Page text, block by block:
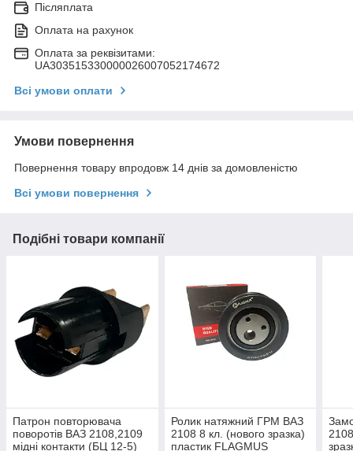
Післяплата
Оплата на рахунок
Оплата за реквізитами:
UA303515330000026007052174672
Всі умови оплати
Умови повернення
Повернення товару впродовж 14 днів за домовленістю
Всі умови повернення
Подібні товари компанії
Патрон повторювача
поворотів ВАЗ 2108,2109
мідні контакти (БЦ 12-5)
Ролик натяжний ГРМ ВАЗ
2108 8 кл. (нового зразка)
пластик FLAGMUS